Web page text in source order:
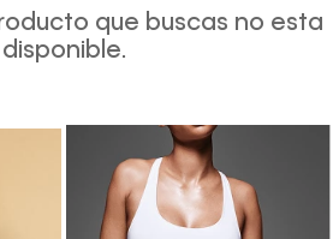
que buscas no esta
disponible.